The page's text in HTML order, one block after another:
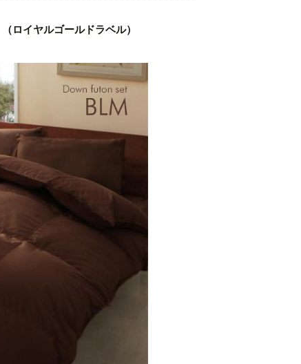
ロイヤルゴールドラベル）